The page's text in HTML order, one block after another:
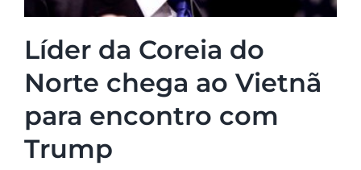
Líder da Coreia do
Norte chega ao Vietnã
para encontro com
Trump